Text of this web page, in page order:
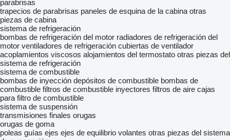
parabrisas
trapecios de parabrisas paneles de esquina de la cabina otras
piezas de cabina
sistema de refrigeración
bombas de refrigeración del motor radiadores de refrigeración del
motor ventiladores de refrigeración cubiertas de ventilador
acoplamientos viscosos alojamientos del termostato otras piezas del
sistema de refrigeración
sistema de combustible
bombas de inyección depósitos de combustible bombas de
combustible filtros de combustible inyectores filtros de aire cajas
para filtro de combustible
sistema de suspensión
transmisiones finales orugas
orugas de goma
poleas guías ejes ejes de equilibrio volantes otras piezas del sistema